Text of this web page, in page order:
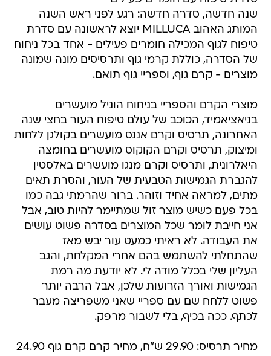
שנה חדשה, סדרה חדשה: רגע לפני ראש השנה
המותג האהוב MILLUCA יוצא לראשונה עם סדרת
טיפוח לגוף המכילה חומרים פעילים - אחד בכל ניחוח
של הסדרה, כוללת קרמי גוף ותרסיסים מונה שמונה
מוצרים - קרם גוף, וספריי גוף תואם.
מוצרי הקרם והספריי בניחוח הוניל מועשרים
בניאציאמיד, הכוכב של עולם טיפוח העור בחצי שנה
האחרונה, תרסיס וקרם אננס מועשרים בקולגן ללחות
ומיצוק, תרסיס וקרם הקוקוס מועשרים בחומצה
היאלרונית, ותרסיס וקרם מנגו מועשרים באלסטין
להגברת הגמישות הטבעית של העור, והסרת תאים
מתים, למראה אחיד וזוהר. ברור שהרמתי גבה כמו
בכל פעם כשיש מוצר זול שמתיימר להיות טוב, אבל
אני חייבת לומר שכל המוצרים בסדרה פשוט עושים
את העבודה. לא ראיתי כמעט עור יבש מאז
שהתחלתי להשתמש בהם אחרי המקלחת, והגב
העליון שלי בכלל מודה לי. לא יודעת מה רמת
הגמישות ואורך הזרועות שלכן, אבל הרבה יותר
פשוט ללחח שם עם ספריי שאני משפריצה מעבר
לכתף. ככה בכיף, בלי לשבור מרפק.
מחיר תרסיס: 29.90 ש"ח, מחיר קרם קרם גוף 24.90